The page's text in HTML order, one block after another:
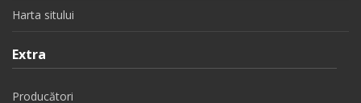
Harta sitului
Extra
Producători